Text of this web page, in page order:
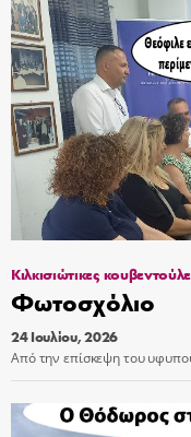
Κιλκισιώτικες
Φωτοσχόλιο
24 Ιουλίου, 2026
Από την επίσκεψη του